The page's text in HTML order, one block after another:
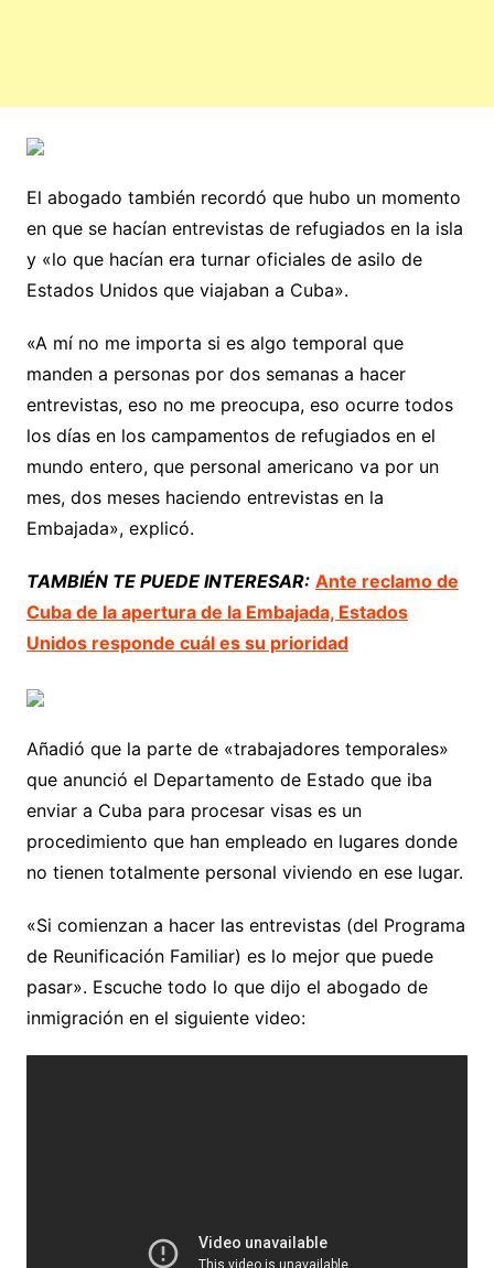
El abogado también recordó que hubo un momento
en que se hacían entrevistas de refugiados en la isla
y «lo que hacían era turnar oficiales de asilo de
Estados Unidos que viajaban a Cuba».
«A mí no me importa si es algo temporal que
manden a personas por dos semanas a hacer
entrevistas, eso no me preocupa, eso ocurre todos
los días en los campamentos de refugiados en el
mundo entero, que personal americano va por un
mes, dos meses haciendo entrevistas en la
Embajada», explicó.
TAMBIÉN TE PUEDE INTERESAR: Ante reclamo de
Cuba de la apertura de la Embajada, Estados
Unidos responde cuál es su prioridad
Añadió que la parte de «trabajadores temporales»
que anunció el Departamento de Estado que iba
enviar a Cuba para procesar visas es un
procedimiento que han empleado en lugares donde
no tienen totalmente personal viviendo en ese lugar.
«Si comienzan a hacer las entrevistas (del Programa
de Reunificación Familiar) es lo mejor que puede
pasar». Escuche todo lo que dijo el abogado de
inmigración en el siguiente video: